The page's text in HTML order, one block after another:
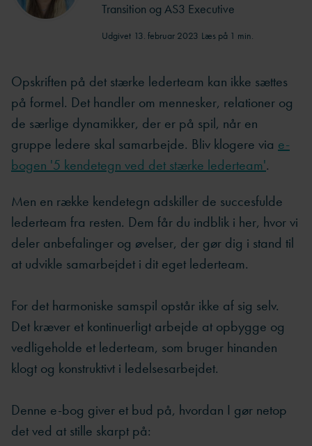
Transition og AS3 Executive
Udgivet 13. februar 2023 Læs på 1 min.
Opskriften på det stærke lederteam kan ikke sættes
på formel. Det handler om mennesker, relationer og
de særlige dynamikker, der er på spil, når en
gruppe ledere skal samarbejde. Bliv klogere via e-
bogen '5 kendetegn ved det stærke lederteam'.
Men en række kendetegn adskiller de succesfulde
lederteam fra resten. Dem får du indblik i her, hvor vi
deler anbefalinger og øvelser, der gør dig i stand til
at udvikle samarbejdet i dit eget lederteam.
For det harmoniske samspil opstår ikke af sig selv.
Det kræver et kontinuerligt arbejde at opbygge og
vedligeholde et lederteam, som bruger hinanden
klogt og konstruktivt i ledelsesarbejdet.
Denne e-bog giver et bud på, hvordan I gør netop
det ved at stille skarpt på: